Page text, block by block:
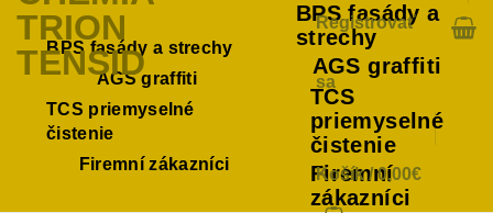
Registrovať
sa
Košík /0,00€
BPS fasády a strechy
AGS graffiti
TCS priemyselné
čistenie
Firemní zákazníci
BPS fasády a
strechy
AGS graffiti
TCS
priemyselné
čistenie
Firemní
zákazníci